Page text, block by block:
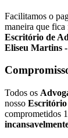
Facilitamos o
maneira que
Escritório de
Eliseu Martins
Todos os
nosso Escritório
comprometidos